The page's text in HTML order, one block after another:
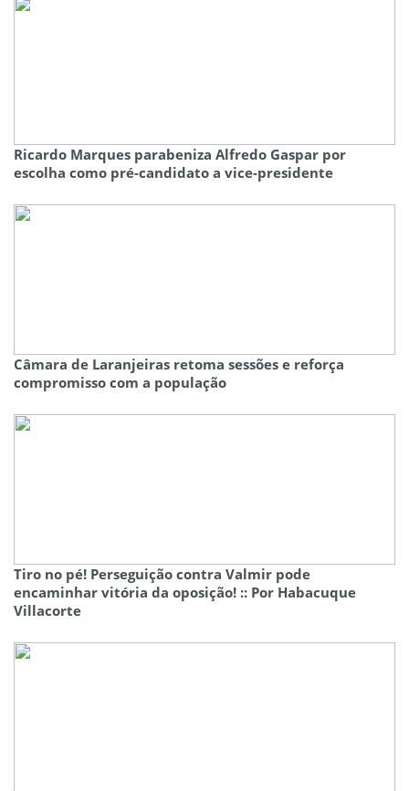
Ricardo Marques parabeniza Alfredo Gaspar por
escolha como pré-candidato a vice-presidente
Câmara de Laranjeiras retoma sessões e reforça
compromisso com a população
Tiro no pé! Perseguição contra Valmir pode
encaminhar vitória da oposição! :: Por Habacuque
Villacorte